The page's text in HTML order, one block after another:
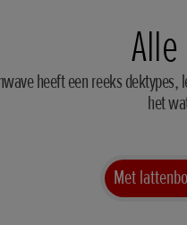
heeft een reeks
het
Met